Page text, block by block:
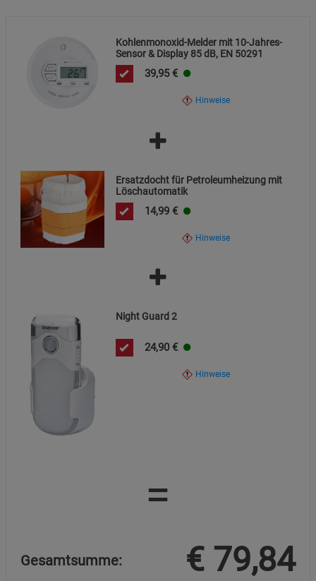
Kohlenmonoxid-Melder mit 10-Jahres-
Sensor & Display 85 dB, EN 50291
39,95 €
Hinweise
Ersatzdocht für Petroleumheizung mit
Löschautomatik
14,99 €
Hinweise
Night Guard 2
24,90 €
Hinweise
=
Gesamtsumme: € 79,84